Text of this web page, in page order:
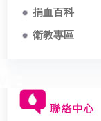
捐血百科
衛教專區